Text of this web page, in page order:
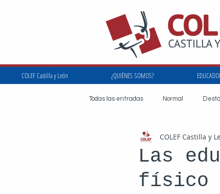
COLEF Castilla y León ¿QUIÉNES SOMOS?
Todas las entradas Normal
jornadascolefcyl
campañadelarenta
Las
físico
COLEF Castilla y